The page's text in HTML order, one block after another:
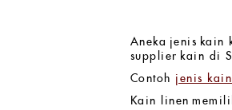
Aneka jenis kain
supplier kain di
Contoh jenis kain
Kain linen